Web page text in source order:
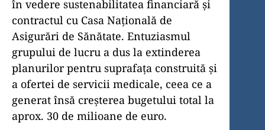
în vedere sustenabilitatea financiară și
contractul cu Casa Națională de
Asigurări de Sănătate. Entuziasmul
grupului de lucru a dus la extinderea
planurilor pentru suprafața construită și
a ofertei de servicii medicale, ceea ce a
generat însă creșterea bugetului total la
aprox. 30 de milioane de euro.